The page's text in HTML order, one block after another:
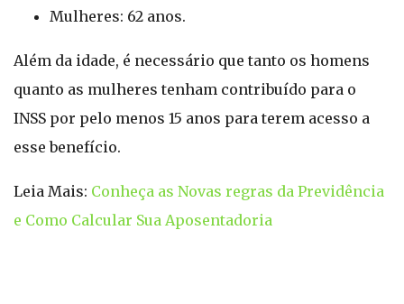
Mulheres: 62 anos.
Além da idade, é necessário que tanto os homens
quanto as mulheres tenham contribuído para o
INSS por pelo menos 15 anos para terem acesso a
esse benefício.
Leia Mais: Conheça as Novas regras da Previdência
e Como Calcular Sua Aposentadoria